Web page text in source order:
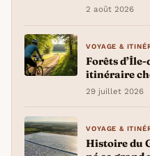
2 août 2026
VOYAGE &
Forêts
itinéraire
29 juillet 2026
VOYAGE &
Histoire du